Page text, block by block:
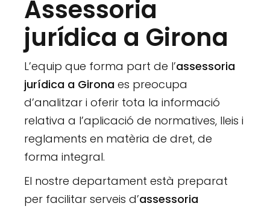
Assessoria
jurídica a Girona
L’equip que forma part de l’assessoria
jurídica a Gironaes preocupa
d’analitzar i oferir tota la informació
relativa a l’aplicació de normatives, lleis i
reglaments en matèria de dret, de
forma integral.
El nostre departament està preparat
per facilitar serveis d’assessoria